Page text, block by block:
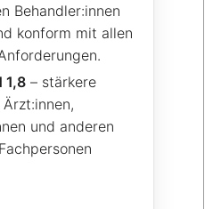
Behandler:innen
konform mit allen
1,8 – stärkere
und anderen